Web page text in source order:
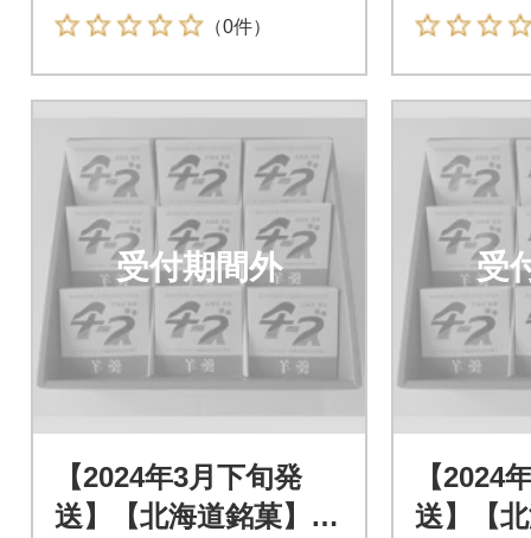
（0件）
受付期間外
【2024年3月下旬発
送】【北海道銘菓】チ
受
【2024
送】【